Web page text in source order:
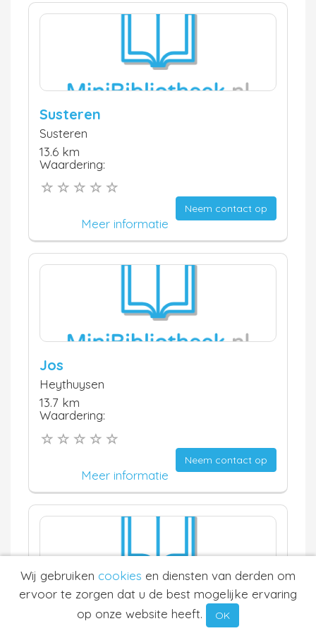
Susteren
Susteren
13.6 km
Waardering:
Neem contact op
Meer informatie
Jos
Heythuysen
13.7 km
Waardering:
Neem contact op
Meer informatie
Janneke
Wij gebruiken cookies en diensten van derden om
ervoor te zorgen dat u de best mogelijke ervaring
op onze website heeft.
OK